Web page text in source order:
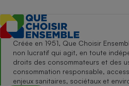
Créée en 1951, Que Choisir
non lucratif qui agit, en toute
droits des consommateurs et des
consommation responsable,
enjeux sanitaires, sociétaux et